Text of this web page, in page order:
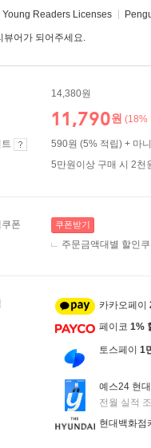
Young Readers Licenses
뷰어가 되어주세요.
14,380원
11,790원 (18%
590원 (5% 적립) + 마
5만원이상 구매 시 2천
폰 쿠폰받기
주문금액대별 할인
카카오페이
페이코 1%
토스페이 1
예스24 현
전월 실적
현대백화점